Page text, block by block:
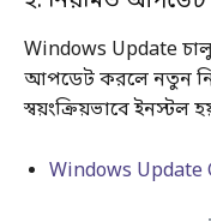
Windows Update
আপডেট করলে নতুন
স্বয়ংক্রিয়ভাবে ইনস্টল
Windows Update